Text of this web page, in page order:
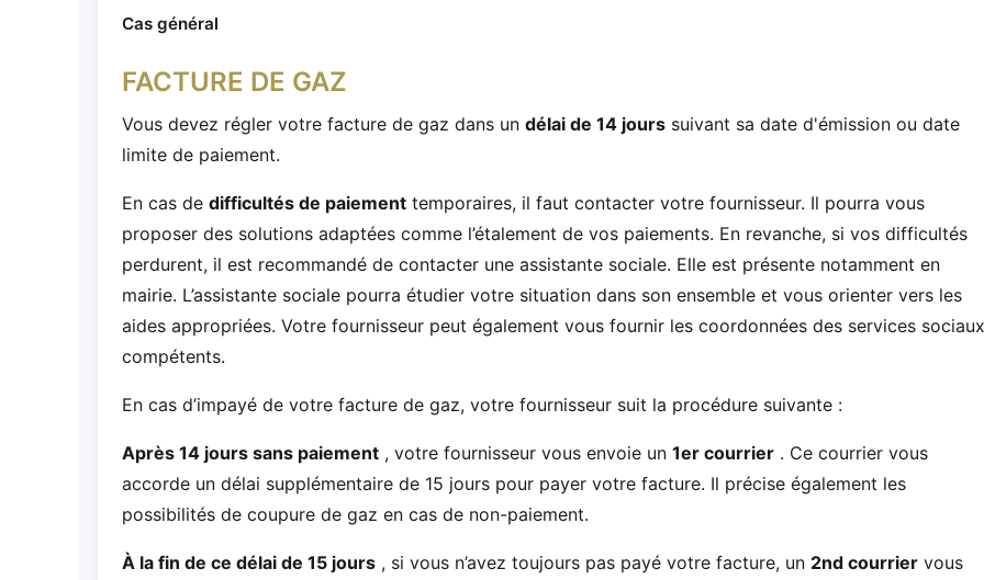
Cas général
FACTURE DE GAZ
Vous devez régler votre facture de gaz dans un délai de 14 jourssuivant sa date d'émission ou date
limite de paiement.
En cas de difficultés de paiementtemporaires, il faut contacter votre fournisseur. Il pourra vous
proposer des solutions adaptées comme l’étalement de vos paiements. En revanche, si vos difficultés
perdurent, il est recommandé de contacter une assistante sociale. Elle est présente notamment en
mairie. L’assistante sociale pourra étudier votre situation dans son ensemble et vous orienter vers les
aides appropriées. Votre fournisseur peut également vous fournir les coordonnées des services sociaux
compétents.
En cas d’impayé de votre facture de gaz, votre fournisseur suit la procédure suivante :
Après 14 jours sans paiement, votre fournisseur vous envoie un 1er courrier. Ce courrier vous
accorde un délai supplémentaire de 15 jours pour payer votre facture. Il précise également les
possibilités de coupure de gaz en cas de non-paiement.
À la fin de ce délai de 15 jours, si vous n’avez toujours pas payé votre facture, un 2nd courriervous